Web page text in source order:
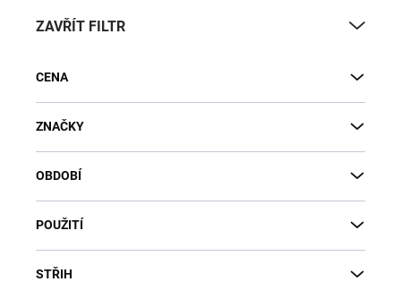
ZAVŘÍT FILTR
CENA
ZNAČKY
OBDOBÍ
POUŽITÍ
STŘIH